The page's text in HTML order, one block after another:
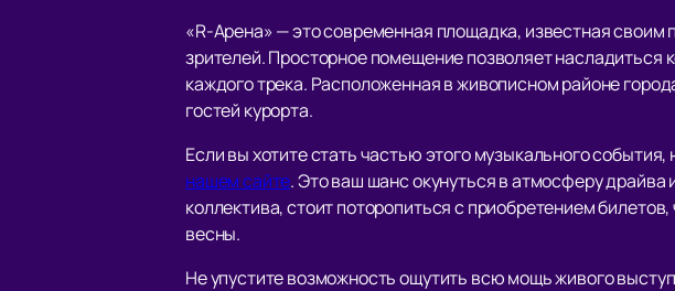
«R-Арена» — это современная площадка, известная
зрителей. Просторное помещение позволяет насладиться
каждого трека. Расположенная в живописном районе
гостей курорта.
Если вы хотите стать частью этого музыкального
нашем сайте. Это ваш шанс окунуться в атмосферу драйва
коллектива, стоит поторопиться с приобретением
весны.
Не упустите возможность ощутить всю мощь живого